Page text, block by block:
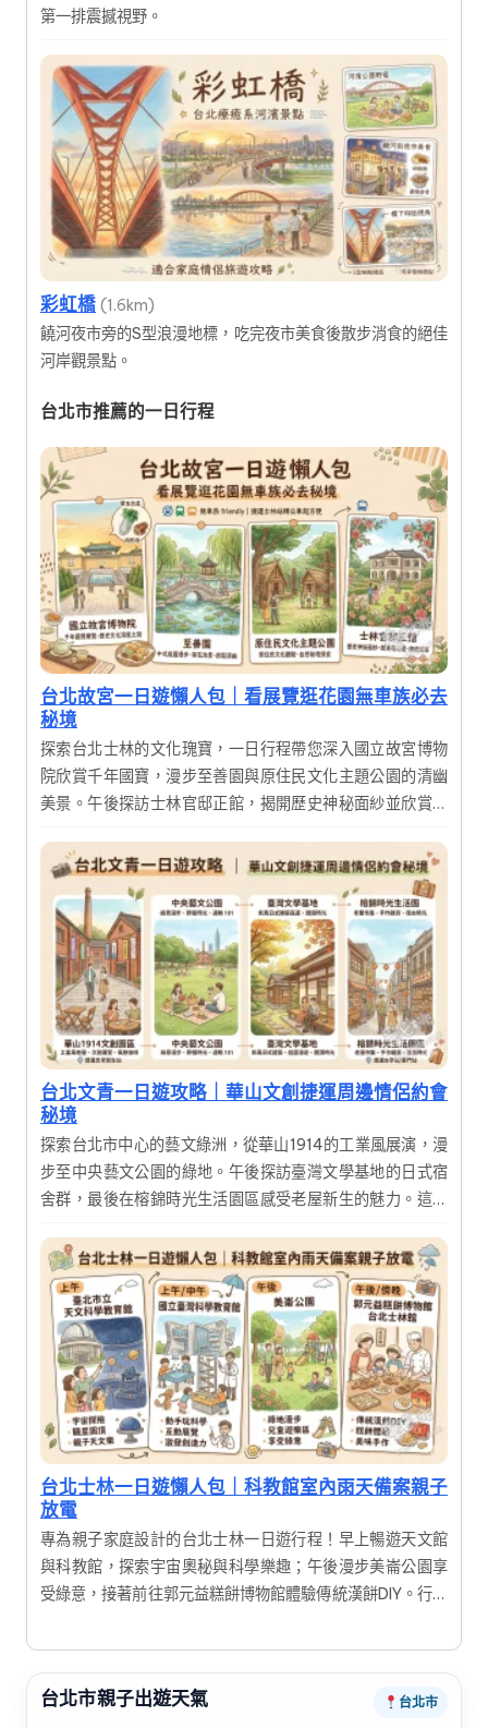
第一排震撼視野。
彩虹橋 (1.6km)
饒河夜市旁的S型浪漫地標，吃完夜市美食後散步消食的絕佳
河岸觀景點。
台北市推薦的一日行程
台北故宮一日遊懶人包｜看展覽逛花園無車族必去
秘境
探索台北士林的文化瑰寶，一日行程帶您深入國立故宮博物
院欣賞千年國寶，漫步至善園與原住民文化主題公園的清幽
美景。午後探訪士林官邸正館，揭開歷史神秘面紗並欣賞絕
台北文青一日遊攻略｜華山文創捷運周邊情侶約會
秘境
探索台北市中心的藝文綠洲，從華山1914的工業風展演，漫
步至中央藝文公園的綠地。午後探訪臺灣文學基地的日式宿
舍群，最後在榕錦時光生活園區感受老屋新生的魅力。這是
愛攝影與慢活氛圍的旅人。
台北士林一日遊懶人包｜科教館室內雨天備案親子
放電
專為親子家庭設計的台北士林一日遊行程！早上暢遊天文館
與科教館，探索宇宙奧秘與科學樂趣；午後漫步美崙公園享
受綠意，接著前往郭元益糕餅博物館體驗傳統漢餅DIY。行程
歸，輕鬆度過充實又有趣的假期。
台北市親子出遊天氣 台北市